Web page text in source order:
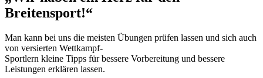
Breitensport!“
Man kann bei uns die meisten Übungen prüfen lassen und sich auch
von versierten Wettkampf-
Sportlern kleine Tipps für bessere Vorbereitung und bessere
Leistungen erklären lassen.